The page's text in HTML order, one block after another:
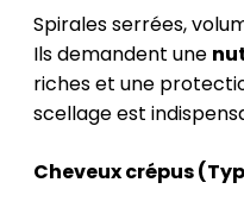
Spirales serrées,
Ils demandent une
riches et une
scellage est
Cheveux crépus